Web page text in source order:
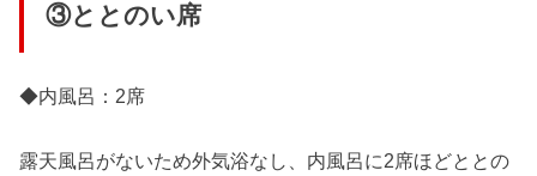
③ととのい席
◆内風呂：2席
露天風呂がないため外気浴なし、内風呂に2席ほどととの